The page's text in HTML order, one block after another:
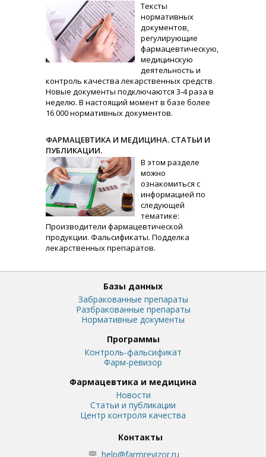
Тексты
нормативных
документов,
регулирующие
фармацевтическую,
медицинскую
деятельность и
контроль качества лекарственных средств.
Новые документы подключаются 3-4 раза в
неделю. В настоящий момент в базе более
16 000 нормативных документов.
ФАРМАЦЕВТИКА И МЕДИЦИНА. СТАТЬИ И
ПУБЛИКАЦИИ.
В этом разделе
можно
ознакомиться с
информацией по
следующей
тематике:
Производители фармацевтической
продукции. Фальсификаты. Подделка
лекарственных препаратов.
Базы данных
Забракованные препараты
Разбракованные препараты
Нормативные документы
Программы
Контроль-фальсификат
Фарм-ревизор
Фармацевтика и медицина
Новости
Статьи и публикации
Центр контроля качества
Контакты
help@farmrevizor.ru